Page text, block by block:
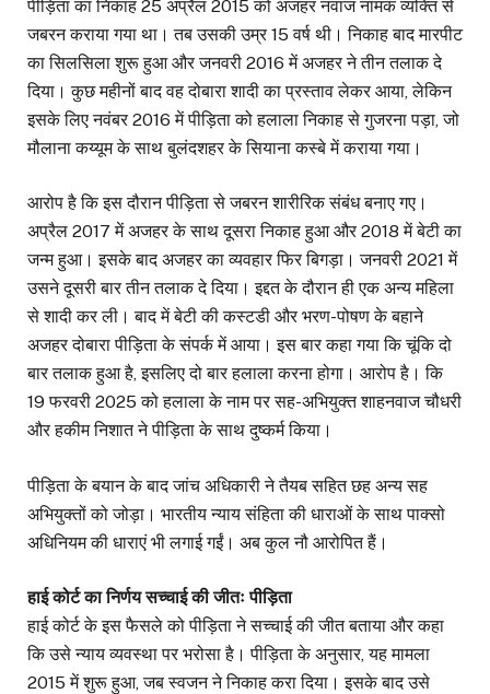
पीड़िता का निकाह 25 अप्रैल 2015 को अजहर नवाज नामक व्यक्ति से
जबरन कराया गया था। तब उसकी उम्र 15 वर्ष थी। निकाह बाद मारपीट
का सिलसिला शुरू हुआ और जनवरी 2016 में अजहर ने तीन तलाक दे
दिया। कुछ महीनों बाद वह दोबारा शादी का प्रस्ताव लेकर आया, लेकिन
इसके लिए नवंबर 2016 में पीड़िता को हलाला निकाह से गुजरना पड़ा, जो
मौलाना कय्यूम के साथ बुलंदशहर के सियाना कस्बे में कराया गया।
आरोप है कि इस दौरान पीड़िता से जबरन शारीरिक संबंध बनाए गए।
अप्रैल 2017 में अजहर के साथ दूसरा निकाह हुआ और 2018 में बेटी का
जन्म हुआ। इसके बाद अजहर का व्यवहार फिर बिगड़ा। जनवरी 2021 में
उसने दूसरी बार तीन तलाक दे दिया। इद्दत के दौरान ही एक अन्य महिला
से शादी कर ली। बाद में बेटी की कस्टडी और भरण-पोषण के बहाने
अजहर दोबारा पीड़िता के संपर्क में आया। इस बार कहा गया कि चूंकि दो
बार तलाक हुआ है, इसलिए दो बार हलाला करना होगा। आरोप है। कि
19 फरवरी 2025 को हलाला के नाम पर सह-अभियुक्त शाहनवाज चौधरी
और हकीम निशात ने पीड़िता के साथ दुष्कर्म किया।
पीड़िता के बयान के बाद जांच अधिकारी ने तैयब सहित छह अन्य सह
अभियुक्तों को जोड़ा। भारतीय न्याय संहिता की धाराओं के साथ पाक्सो
अधिनियम की धाराएं भी लगाई गईं। अब कुल नौ आरोपित हैं।
हाई कोर्ट का निर्णय सच्चाई की जीतः पीड़िता
हाई कोर्ट के इस फैसले को पीड़िता ने सच्चाई की जीत बताया और कहा
कि उसे न्याय व्यवस्था पर भरोसा है। पीड़िता के अनुसार, यह मामला
2015 में शुरू हुआ, जब स्वजन ने निकाह करा दिया। इसके बाद उसे